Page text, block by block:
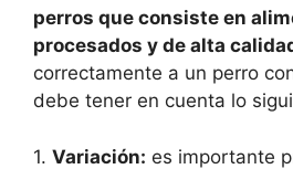
perros que consiste en
procesados y de alta
correctamente a un perro
debe tener en cuenta lo
1. Variación: es importante